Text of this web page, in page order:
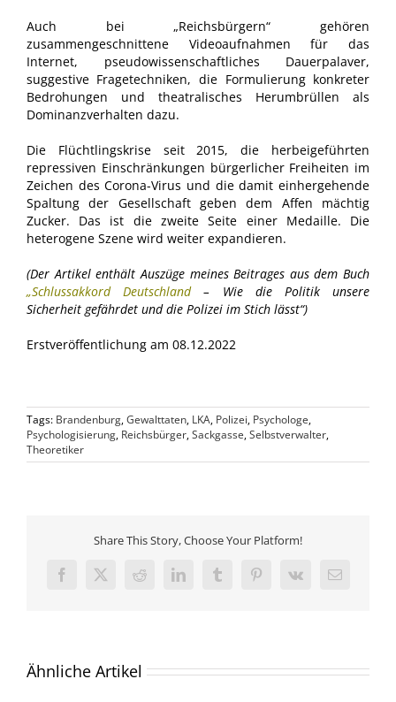
Auch bei „Reichsbürgern“ gehören
zusammengeschnittene Videoaufnahmen für das
Internet, pseudowissenschaftliches Dauerpalaver,
suggestive Fragetechniken, die Formulierung konkreter
Bedrohungen und theatralisches Herumbrüllen als
Dominanzverhalten dazu.
Die Flüchtlingskrise seit 2015, die herbeigeführten
repressiven Einschränkungen bürgerlicher Freiheiten im
Zeichen des Corona-Virus und die damit einhergehende
Spaltung der Gesellschaft geben dem Affen mächtig
Zucker. Das ist die zweite Seite einer Medaille. Die
heterogene Szene wird weiter expandieren.
(Der Artikel enthält Auszüge meines Beitrages aus dem Buch
„Schlussakkord Deutschland
– Wie die Politik unsere
Sicherheit gefährdet und die Polizei im Stich lässt“)
Erstveröffentlichung am 08.12.2022
Tags: Brandenburg,Gewalttaten, LKA, Polizei, Psychologe,
Psychologisierung, Reichsbürger,Sackgasse,Selbstverwalter,
Theoretiker
Share This Story, Choose Your Platform!
Facebook
X RedditLinkedInTumblrPinterest
Vk
E-
Ähnliche Artikel